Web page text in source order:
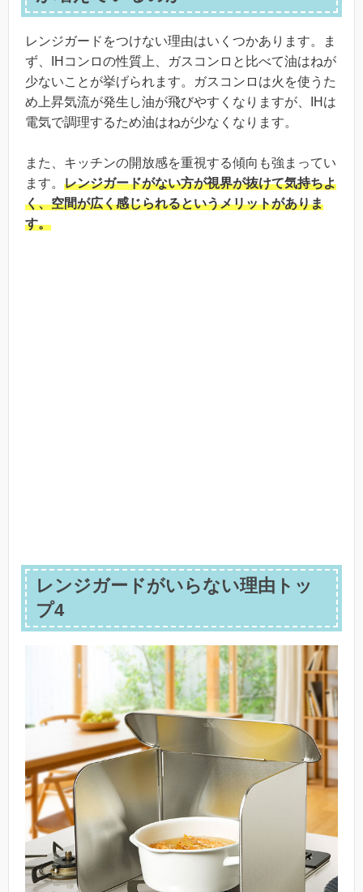
レンジガードをつけない理由はいくつかあります。ま
ず、IHコンロの性質上、ガスコンロと比べて油はねが
少ないことが挙げられます。ガスコンロは火を使うた
め上昇気流が発生し油が飛びやすくなりますが、IHは
電気で調理するため油はねが少なくなります。
また、キッチンの開放感を重視する傾向も強まってい
ます。 レンジガードがない方が視界が抜けて気持ちよ
く、空間が広く感じられるというメリットがありま
す。
レンジガードがいらない理由トッ
プ4